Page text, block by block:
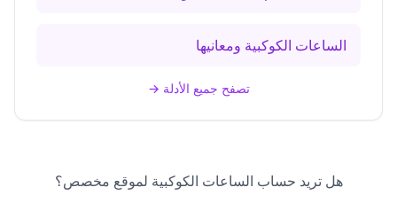
الساعات الكوكبية ومعانيها
تصفح جميع الأدلة →
هل تريد حساب الساعات الكوكبية لموقع مخصص؟